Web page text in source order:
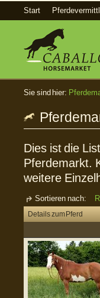
Start
Sie sind hier:
Dies ist die
Pferdemarkt.
weitere
Sortieren nach:
Details zum Pferd